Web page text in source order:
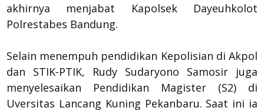
akhirnya menjabat Kapolsek Dayeuhkolot
Polrestabes Bandung.
Selain menempuh pendidikan Kepolisian di Akpol
dan STIK-PTIK, Rudy Sudaryono Samosir juga
menyelesaikan Pendidikan Magister (S2) di
Uversitas Lancang Kuning Pekanbaru. Saat ini ia